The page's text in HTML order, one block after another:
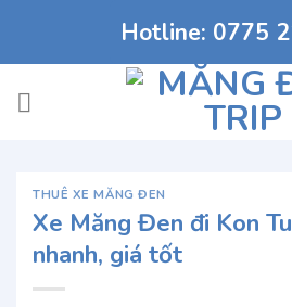
nội
dung
Hotline: 0775
THUÊ XE MĂNG ĐEN
Xe Măng Đen đi Kon
nhanh, giá tốt